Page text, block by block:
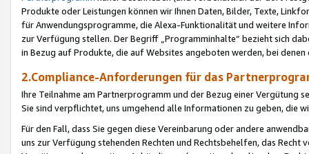
Produkte oder Leistungen können wir Ihnen Daten, Bilder, Texte,
für Anwendungsprogramme, die Alexa-Funktionalität und weitere
zur Verfügung stellen. Der Begriff „Programminhalte“ bezieht sich
in Bezug auf Produkte, die auf Websites angeboten werden, bei
2.Compliance-Anforderungen für das
Ihre Teilnahme am Partnerprogramm und der Bezug einer Vergütung
Sie sind verpflichtet, uns umgehend alle Informationen zu geben, die
Für den Fall, dass Sie gegen diese Vereinbarung oder andere
uns zur Verfügung stehenden Rechten und Rechtsbehelfen, das